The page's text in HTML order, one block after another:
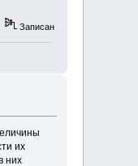
Записан
их
них